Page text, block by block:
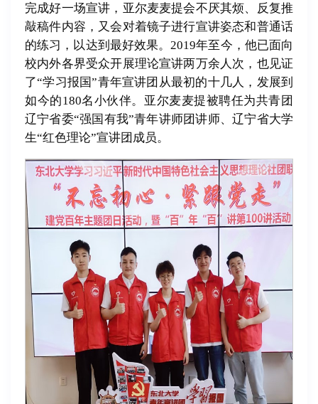
完成好一场宣讲，亚尔麦麦提会不厌其烦、反复推
敲稿件内容，又会对着镜子进行宣讲姿态和普通话
的练习，以达到最好效果。2019年至今，他已面向
校内外各界受众开展理论宣讲两万余人次，也见证
了“学习报国”青年宣讲团从最初的十几人，发展到
如今的180名小伙伴。亚尔麦麦提被聘任为共青团
辽宁省委“强国有我”青年讲师团讲师、辽宁省大学
生“红色理论”宣讲团成员。